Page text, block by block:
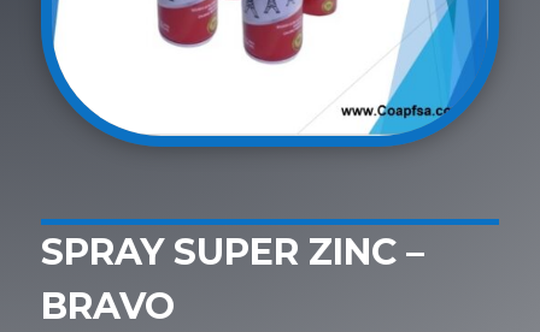
SPRAY SUPER ZINC –
BRAVO